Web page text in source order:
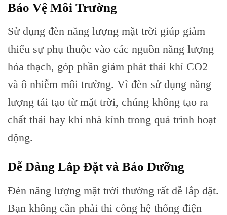
Bảo Vệ Môi Trường
Sử dụng đèn năng lượng mặt trời giúp giảm
thiểu sự phụ thuộc vào các nguồn năng lượng
hóa thạch, góp phần giảm phát thải khí CO2
và ô nhiễm môi trường. Vì đèn sử dụng năng
lượng tái tạo từ mặt trời, chúng không tạo ra
chất thải hay khí nhà kính trong quá trình hoạt
động.
Dễ Dàng Lắp Đặt và Bảo Dưỡng
Đèn năng lượng mặt trời thường rất dễ lắp đặt.
Bạn không cần phải thi công hệ thống điện